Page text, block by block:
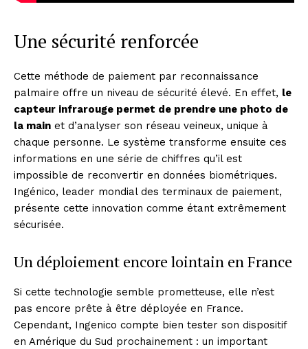
Une sécurité renforcée
Cette méthode de paiement par reconnaissance
palmaire offre un niveau de sécurité élevé. En effet, le
capteur infrarouge permet de prendre une photo de
la main et d’analyser son réseau veineux, unique à
chaque personne. Le système transforme ensuite ces
informations en une série de chiffres qu’il est
impossible de reconvertir en données biométriques.
Ingénico, leader mondial des terminaux de paiement,
présente cette innovation comme étant extrêmement
sécurisée.
Un déploiement encore lointain en France
Si cette technologie semble prometteuse, elle n’est
pas encore prête à être déployée en France.
Cependant, Ingenico compte bien tester son dispositif
en Amérique du Sud prochainement : un important